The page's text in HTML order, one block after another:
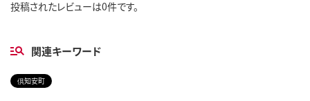
投稿されたレビューは0件です。
関連キーワード
倶知安町